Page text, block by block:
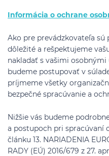
Informácia o ochrane
Ako pre prevádzkovateľa sú
dôležité a rešpektujeme
nakladať s vašimi
budeme postupovať v
príjmeme všetky
bezpečné spracúvanie a
Nižšie vás budeme
a postupoch pri spracúvaní
článku 13. NARIADENIA
RADY (EÚ) 2016/679 z 27.